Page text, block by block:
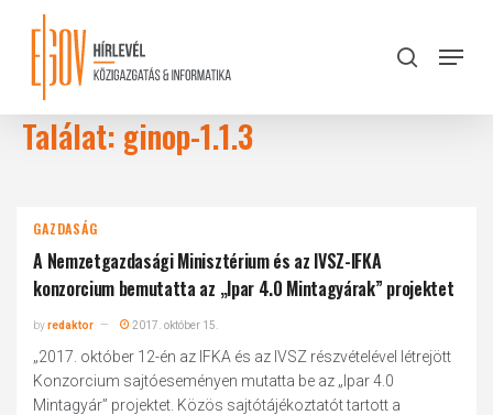
content
search
Menu
Találat: ginop-1.1.3
GAZDASÁG
A Nemzetgazdasági Minisztérium és az IVSZ-IFKA
konzorcium bemutatta az „Ipar 4.0 Mintagyárak” projektet
byredaktor 2017. október 15.
„2017. október 12-én az IFKA és az IVSZ részvételével létrejött
Konzorcium sajtóeseményen mutatta be az „Ipar 4.0
Mintagyár” projektet. Közös sajtótájékoztatót tartott a
Close